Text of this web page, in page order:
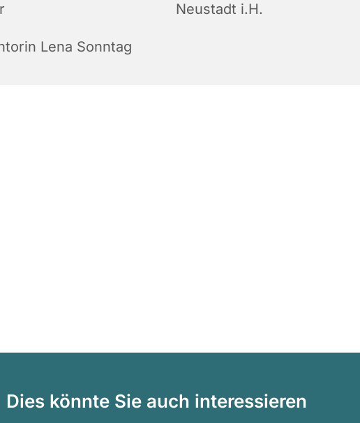
Neustadt i.H.
Lena Sonntag
Dies könnte Sie auch interessieren